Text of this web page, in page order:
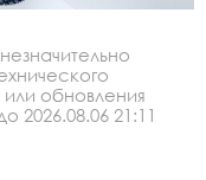
обновления
2026.08.06 21:11